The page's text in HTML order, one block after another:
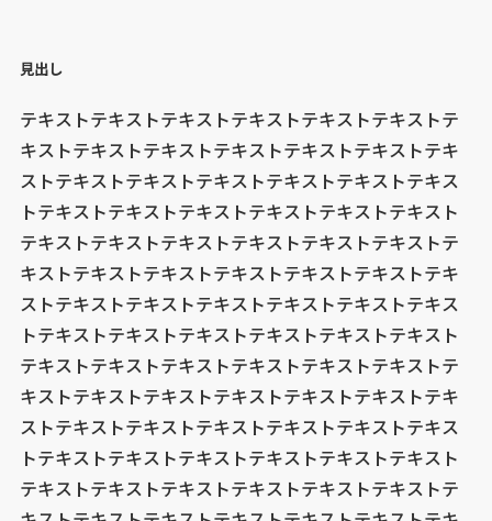
見出し
テキストテキストテキストテキストテキストテキストテ
キストテキストテキストテキストテキストテキストテキ
ストテキストテキストテキストテキストテキストテキス
トテキストテキストテキストテキストテキストテキスト
テキストテキストテキストテキストテキストテキストテ
キストテキストテキストテキストテキストテキストテキ
ストテキストテキストテキストテキストテキストテキス
トテキストテキストテキストテキストテキストテキスト
テキストテキストテキストテキストテキストテキストテ
キストテキストテキストテキストテキストテキストテキ
ストテキストテキストテキストテキストテキストテキス
トテキストテキストテキストテキストテキストテキスト
テキストテキストテキストテキストテキストテキストテ